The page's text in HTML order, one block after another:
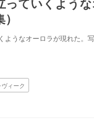
ようなオーロラが現れた。
ィーク